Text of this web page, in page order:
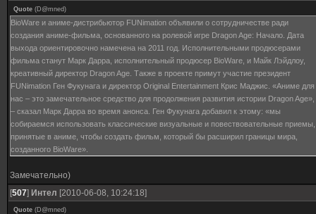
Quote (D@mned)
BioWare и аниме-дистрибьютор FUNimation объявили о сотрудничестве ради
создания аниме-фильма, основанного на ролевой игре Dragon Age: Начало. Дата
выхода ориентировочно намечена на 2011 год. Исполнительными продюсерами
фильма станут Марк Дарра, исполнительный продюсер BioWare, и Майк Лэйдлоу,
креативный директор Dragon Age. Также в проекте примут участие президент
FUNimation Ген Фукунага и директор Original Entertainment Крис Маджис. «Аниме для
нас – это замечательное средство для продолжения развития истории Dragon Age»,
– сказал Марк Дарра во время анонса. Ген Фукунага добавил к этому: «мы
собираемся использовать классические визуальные и повествовательные приемы,
принятые в аниме, чтобы создать фильм, который бы расширил границы мира,
созданного BioWare».
Замечательно)
[507] Интел [2010-06-08, 10:24:18]
Quote (D@mned)